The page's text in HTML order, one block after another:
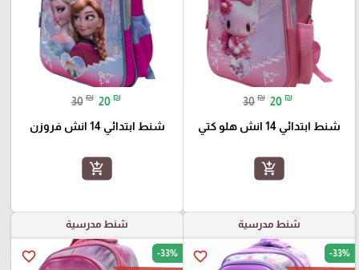
30 ₪ 20 ₪
شنط ابتدائي 14 انش هلو كتي
add_shopping_cart
30 ₪ 20 ₪
شنط ابتدائي 14 انش فروزن
add_shopping_cart
شنط مدرسية
favorite_border -33%
شنط مدرسية
favorite_border -33%